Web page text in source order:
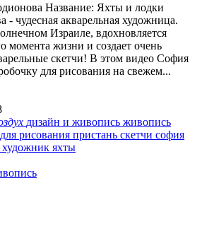
Название: Яхты и лодки
- чудесная акварельная художница.
Израиле, вдохновляется
момента жизни и создает очень
скетчи! В этом видео София
для рисования на свежем...
дизайн и живопись живопись
рисования пристань скетчи софия
художник яхты